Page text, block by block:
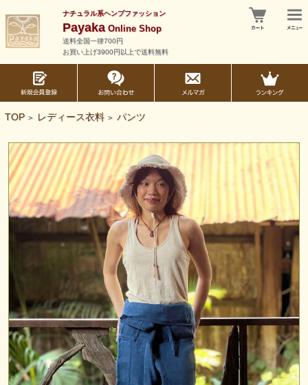
ナチュラル系ヘンプファッション
PayakaOnline Shop
送料全国一律700円
お買い上げ3900円以上で送料無料
TOP > レディース衣料 > パンツ